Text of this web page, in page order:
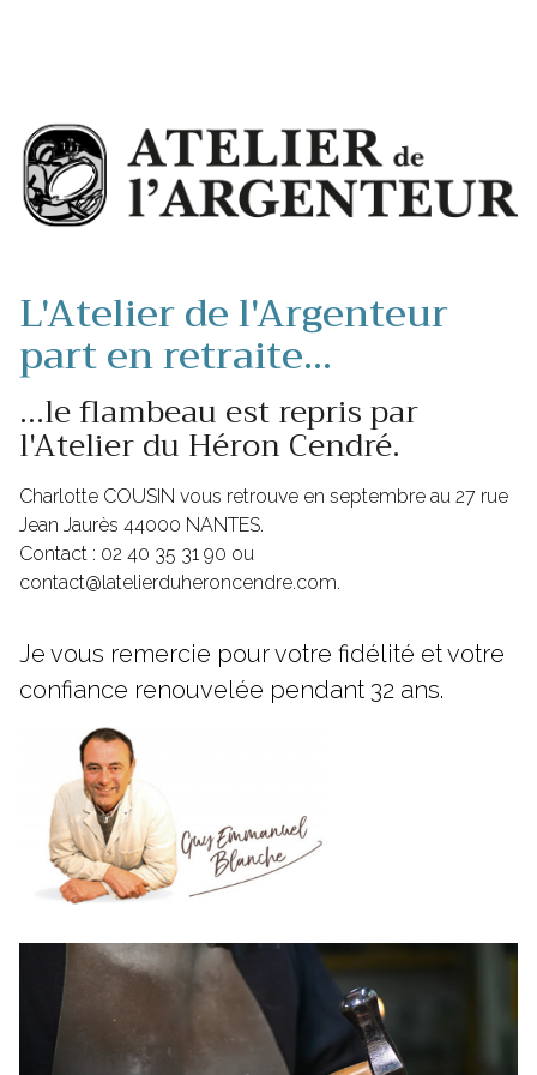
L'Atelier de l'Argenteur
part en retraite...
...le flambeau est repris par
l'Atelier du Héron Cendré.
Charlotte COUSIN vous retrouve en septembre au 27 rue
Jean Jaurès 44000 NANTES.
Contact : 02 40 35 31 90 ou
contact@latelierduheroncendre.com.
Je vous remercie pour votre fidélité et votre
confiance renouvelée pendant 32 ans.